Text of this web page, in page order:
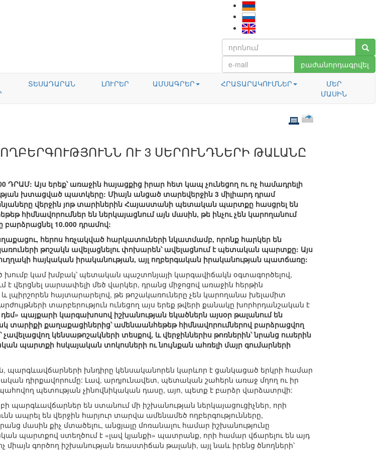
բաժանորդագրվել
ՏԵՍԱԴԱՐԱՆ ԼՈՒՐԵՐ ԱՄՍԱԳՐԵՐ ՀՐԱՏԱՐԱԿՈՒՄՆԵՐ
ՄԵՐ
ՄԱՍԻՆ
ՈՒ 3 ՍԵՐՈՒՆԴՆԵՐԻ ԹԱԼԱՆԸ
ԴՐԱՄ: Այս երեք՝ առաջին հայացքից իրար հետ կապ չունեցող ու ոչ համադրելի
խտացված պատկերը: Միայն անցած տարեվերջին 3 միլիարդ դրամ
վերջին յոթ տարիներին Հայաստանի պետական պարտքը հասցրել են
հիմնավորումներ են ներկայացնում այն մասին, թե ինչու չեն կարողանում
10.000 դրամով:
հերոս հռչակված հարկատուների նկատմամբ, որոնք հարկեր են
թոշակն ավելացնելու փոխարեն՝ ավելացնում է պետական պարտքը: Այս
ուղղակի հայկական իրականության, այլ ողբերգական իրականության պատճառը:
կամ խմբակ՝ պետական պաշտոնյայի կարգավիճակն օգտագործելով,
է վերցնել սարսափելի մեծ վարկեր, դրանց միջոցով առաջին հերթին
հայտարարելով, թե թոշակառուները չեն կարողանա խելամիտ
տարբերություն ունեցող այս երեք թվերի քանակը խորհրդանշական է
պայքարի կարգախոսով իշխանության եկածներն այսօր թալանում են
տարիքի քաղաքացիներից՝ ամենաանհեթեթ հիմնավորումներով բարձրացվող
կենսաթոշակների տեսքով, և վերջիններիս թոռներին՝ նրանց ուսերին
պարտքի հսկայական տոկոսների ու նույնքան ահռելի մայր գումարների
խնդիրը կենսականորեն կարևոր է ցանկացած երկրի համար
դիրքավորումը: Լավ, արդյունավետ, պետական շահերն առաջ մղող ու իր
պետության չինովնիկական դասը, այո, պետք է բարձր վարձատրվի:
են ստանում մի իշխանության ներկայացուցիչներ, որի
ապրել են վերջին հարյուր տարվա ամենամեծ ողբերգությունները,
մասին քիչ մտածելու, անցյալը մոռանալու համար իշխանությունը
պարտքով ստեղծում է «լավ կյանքի» պատրանք, որի համար վճարելու են այդ
միայն գործող իշխանության եռաստիճան թալանի, այլ նաև իրենց ծնողների՝